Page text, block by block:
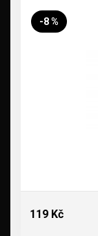
-8 %
119 Kč